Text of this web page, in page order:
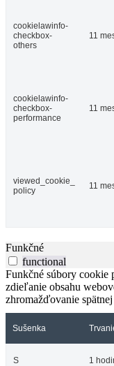
cookielawinfo-
checkbox-
others
11
cookielawinfo-
checkbox-
performance
11
viewed_cookie_
policy
11
Funkčné
functional
Funkčné súbory cookie
zdieľanie obsahu
zhromažďovanie
Sušenka
S 1